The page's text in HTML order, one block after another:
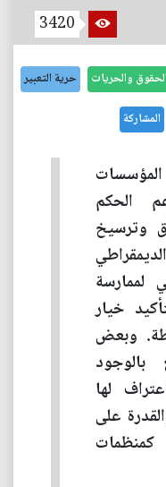
3420
والحريات حرية التعبير
المشاركة
الحكم
وترسيخ
لممارسة
خيار
وبعض
بالوجود
لها
على